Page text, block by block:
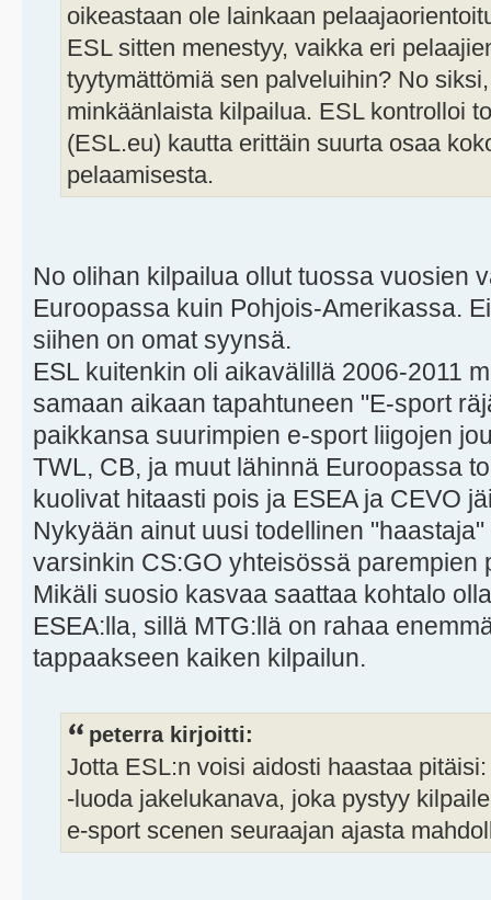
oikeastaan ole lainkaan
ESL sitten menestyy, vaikka eri
tyytymättömiä sen palveluihin? No
minkäänlaista kilpailua. ESL kontrolloi
(ESL.eu) kautta erittäin suurta osaa
pelaamisesta.
No olihan kilpailua ollut tuossa vuosien
Euroopassa kuin Pohjois-Amerikassa.
siihen on omat syynsä.
ESL kuitenkin oli aikavälillä 2006-2011
samaan aikaan tapahtuneen "E-sport
paikkansa suurimpien e-sport liigojen
TWL, CB, ja muut lähinnä Euroopassa
kuolivat hitaasti pois ja ESEA ja CEVO
Nykyään ainut uusi todellinen
varsinkin CS:GO yhteisössä parempien
Mikäli suosio kasvaa saattaa kohtalo
ESEA:lla, sillä MTG:llä on rahaa
tappaakseen kaiken kilpailun.
peterra kirjoitti:
Jotta ESL:n voisi aidosti haastaa pitäisi:
-luoda jakelukanava, joka pystyy
e-sport scenen seuraajan ajasta